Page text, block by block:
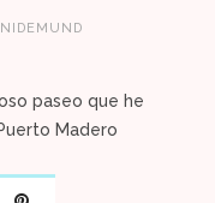
paseo que he
Madero